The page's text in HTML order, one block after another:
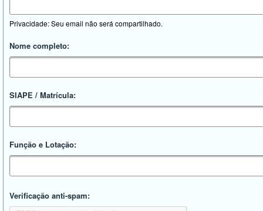
Privacidade: Seu email não será compartilhado.
Nome completo:
SIAPE / Matrícula:
Função e Lotação:
Verificação anti-spam: